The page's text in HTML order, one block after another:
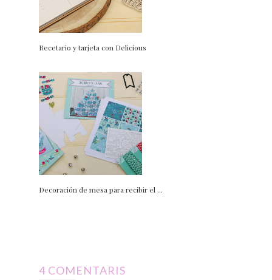
Recetario y tarjeta con Delicious
Decoración de mesa para recibir el ...
4 COMENTARIS